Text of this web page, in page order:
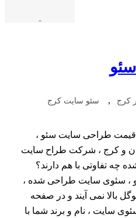
-
کرج , سئو سایت کرج
طراحی سایت سئو ،
و کرج ، شرکت طراح سایت
چه تفاوتی با هم دارند؟
سئوی سایت طراحی شده ،
بالا نمی آیند و در صفحه
سایت ، نام و برند شما با